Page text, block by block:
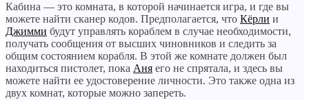
Кабина — это комната, в которой начинается игра, и где вы
можете найти сканер кодов. Предполагается, что Кёрли и
Джимми будут управлять кораблем в случае необходимости,
получать сообщения от высших чиновников и следить за
общим состоянием корабля. В этой же комнате должен был
находиться пистолет, пока Аня его не спрятала, и здесь вы
можете найти ее удостоверение личности. Это также одна из
двух комнат, которые можно запереть.